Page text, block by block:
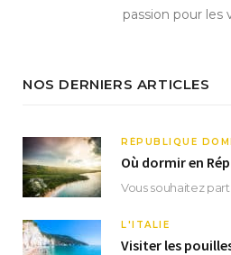
passion pour les
NOS DERNIERS ARTICLES
RÉPUBLIQUE
Où dormir en
L'ITALIE
Visiter les